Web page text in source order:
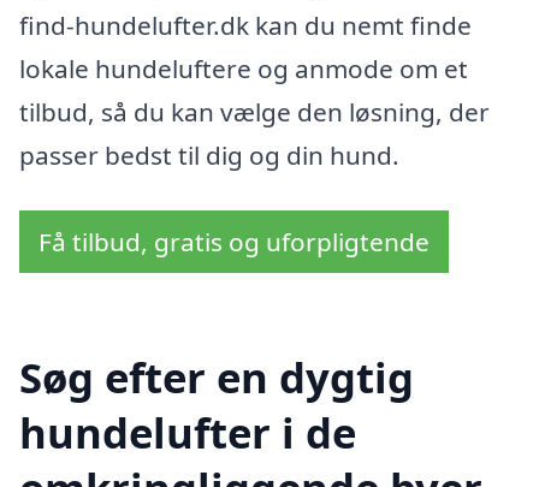
find-hundelufter.dk kan du nemt finde
lokale hundeluftere og anmode om et
tilbud, så du kan vælge den løsning, der
passer bedst til dig og din hund.
Få tilbud, gratis og uforpligtende
Søg efter en dygtig
hundelufter i de